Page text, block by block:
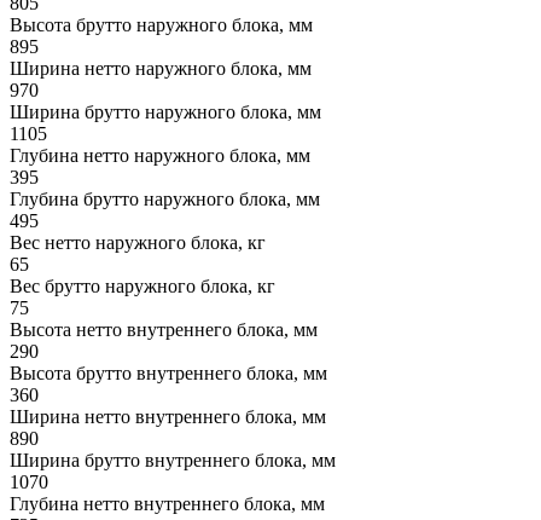
Высота брутто наружного блока, мм
895
Ширина нетто наружного блока, мм
970
Ширина брутто наружного блока, мм
1105
Глубина нетто наружного блока, мм
395
Глубина брутто наружного блока, мм
495
Вес нетто наружного блока, кг
65
Вес брутто наружного блока, кг
75
Высота нетто внутреннего блока, мм
290
Высота брутто внутреннего блока, мм
360
Ширина нетто внутреннего блока, мм
890
Ширина брутто внутреннего блока, мм
1070
Глубина нетто внутреннего блока, мм